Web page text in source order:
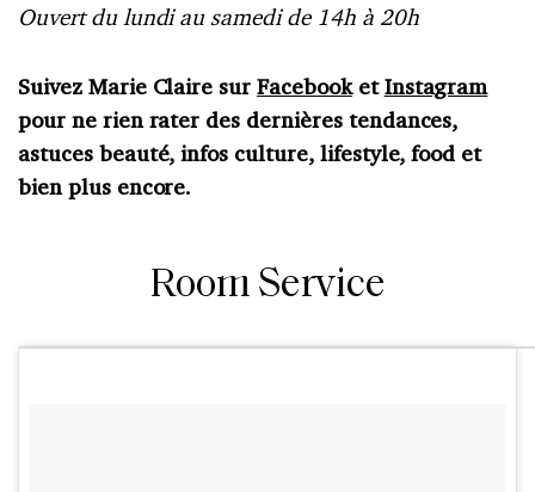
Ouvert du lundi au samedi de 14h à 20h
Suivez Marie Claire surFacebooketInstagram
pour ne rien rater des dernières tendances,
astuces beauté, infos culture, lifestyle, food et
bien plus encore.
Room Service